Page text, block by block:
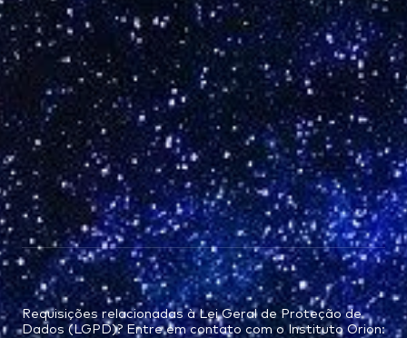
Requisições relacionadas à Lei Geral de Proteção de
Dados (LGPD)? Entre em contato com o Instituto Orion: